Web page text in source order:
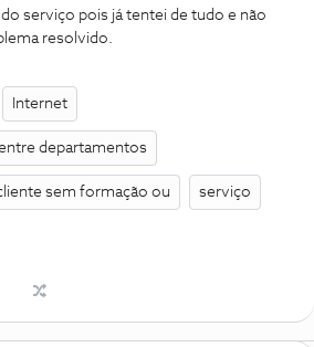
serviço pois já tentei de tudo e não
resolvido.
Internet
departamentos
sem formação ou serviço